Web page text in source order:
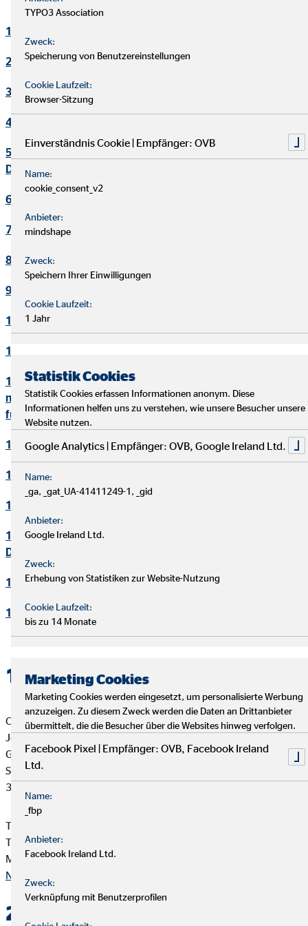
1. Verantwortlicher
2. Kontakt Datenschutzbeauftragter
3. Maßgebliche Rechtsgrundlagen
4. Sicherheitsmaßnahmen
5. Übermittlung und Offenbarung von personenbezogenen
Daten
6. Datenverarbeitung in Drittländern
7. Einsatz von Cookies
8. Kontaktaufnahme
9. Bereitstellung des Onlineangebotes und Webhosting
10. Bewerbungsverfahren
11. Online-Marketing
12. Informationen zum Datenschutz und rechtlich
notwendige Informationen beim Einsatz des Service "Zoom"
für Videokonferenzen
13. Löschung von Daten
14. Präsenzen in sozialen Netzwerken
15. Plugins und eingebettete Funktionen sowie Inhalte
16. Änderung und Aktualisierung der
Datenschutzerklärung
17. Rechte der betroffenen Personen
18. Begriffsdefinitionen
1. Verantwortlicher
OVB Vermögensberatung AG
Jens Kratzenberg
Geschäftsstellenleiter für die OVB
Spiegelsbergenweg 99
38820 Halberstadt
Telefon: +49 3941 603250
Telefax: +49 3941 571488
Mail:kratzenberg@ovb.de
Nach oben
2. Kontakt
TYPO3 Association
Zweck:
Speicherung von Benutzereinstellungen
Cookie Laufzeit:
Browser-Sitzung
Einverständnis Cookie | Empfänger: OVB
Name:
cookie_consent_v2
Anbieter:
mindshape
Zweck:
Speichern Ihrer Einwilligungen
Cookie Laufzeit:
1 Jahr
Statistik Cookies
Statistik Cookies erfassen Informationen anonym. Diese
Informationen helfen uns zu verstehen, wie unsere Besucher unsere
Website nutzen.
Google Analytics | Empfänger: OVB, Google Ireland Ltd.
Name:
_ga, _gat_UA-41411249-1, _gid
Anbieter:
Google Ireland Ltd.
Zweck:
Erhebung von Statistiken zur Website-Nutzung
Cookie Laufzeit:
bis zu 14 Monate
Marketing Cookies
Marketing Cookies werden eingesetzt, um personalisierte Werbung
anzuzeigen. Zu diesem Zweck werden die Daten an Drittanbieter
übermittelt, die die Besucher über die Websites hinweg verfolgen.
Facebook Pixel | Empfänger: OVB, Facebook Ireland
Ltd.
Name:
_fbp
Anbieter:
Facebook Ireland Ltd.
Zweck:
Verknüpfung mit Benutzerprofilen